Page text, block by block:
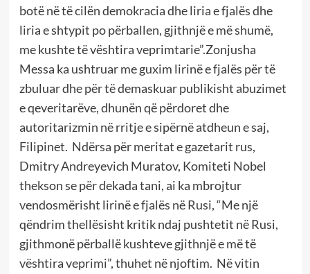
botë në të cilën demokracia dhe liria e fjalës dhe
liria e shtypit po përballen, gjithnjë e më shumë,
me kushte të vështira veprimtarie”.Zonjusha
Messa ka ushtruar me guxim lirinë e fjalës për të
zbuluar dhe për të demaskuar publikisht abuzimet
e qeveritarëve, dhunën që përdoret dhe
autoritarizmin në rritje e sipërnë atdheun e saj,
Filipinet. Ndërsa për meritat e gazetarit rus,
Dmitry Andreyevich Muratov, Komiteti Nobel
thekson se për dekada tani, ai ka mbrojtur
vendosmërisht lirinë e fjalës në Rusi, “Me një
qëndrim thellësisht kritik ndaj pushtetit në Rusi,
gjithmonë përballë kushteve gjithnjë e më të
vështira veprimi”, thuhet në njoftim. Në vitin